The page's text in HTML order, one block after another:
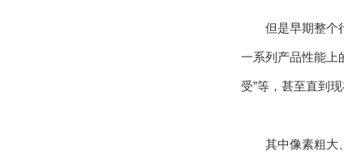
但是早期整个
一系列产品性能上
受”等，甚至直到
其中像素粗大